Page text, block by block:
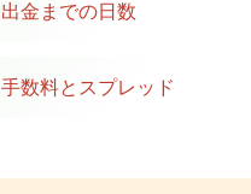
出金までの日数
手数料とスプレッド